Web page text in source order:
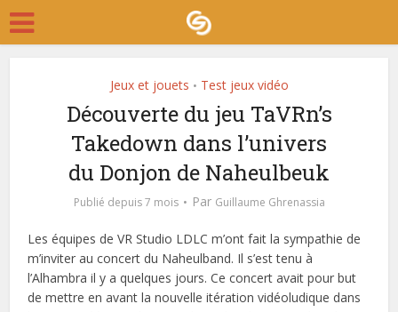
Jeux et jouets • Test jeux vidéo
Découverte du jeu TaVRn’s
Takedown dans l’univers
du Donjon de Naheulbeuk
Publié depuis 7 mois Par Guillaume Ghrenassia
Les équipes de VR Studio LDLC m’ont fait la sympathie de
m’inviter au concert du Naheulband. Il s’est tenu à
l’Alhambra il y a quelques jours. Ce concert avait pour but
de mettre en avant la nouvelle itération vidéoludique dans